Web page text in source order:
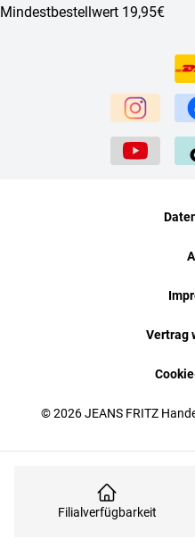
Filialverfügbarkeit
Mindestbestellwert 19,95€
© 2026 JEANS FRITZ
Vertrag